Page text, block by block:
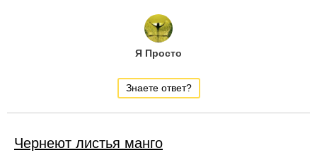
Я Просто
Знаете ответ?
Чернеют листья манго